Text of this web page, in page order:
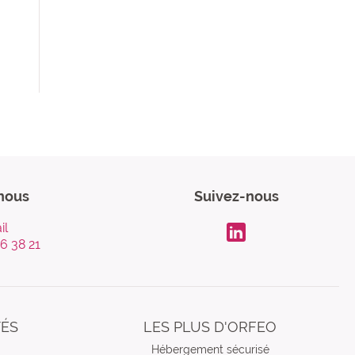
38 21
Suivez-nous
LES PLUS D'ORFEO
Hébergement sécurisé